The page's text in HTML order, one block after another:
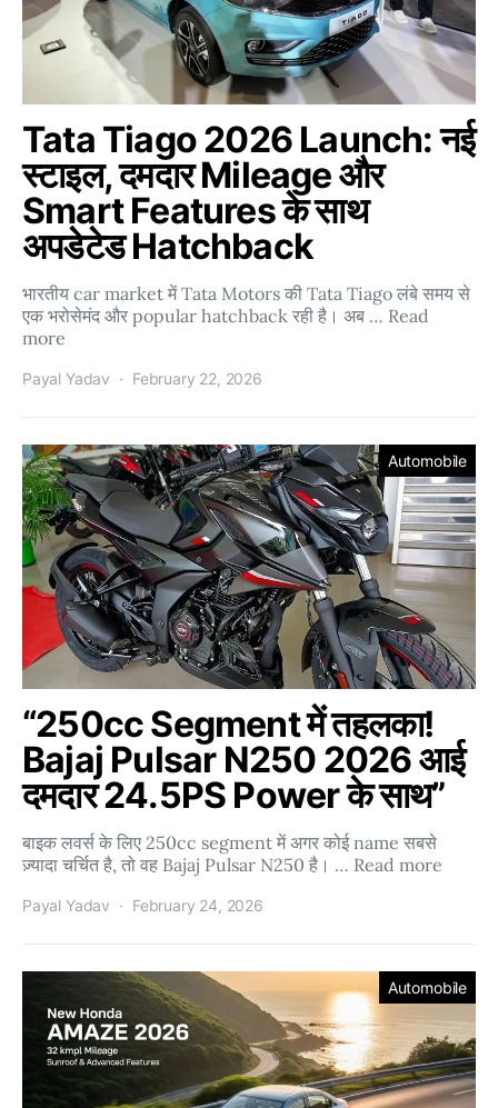
Tata Tiago 2026 Launch: नई
स्टाइल, दमदार Mileage और
Smart Features के साथ
अपडेटेड Hatchback
भारतीय car market में Tata Motors की Tata Tiago लंबे समय से
एक भरोसेमंद और popular hatchback रही है। अब … Read
more
Payal Yadav February 22, 2026
Automobile
“250cc Segment में तहलका!
Bajaj Pulsar N250 2026 आई
दमदार 24.5PS Power के साथ”
बाइक लवर्स के लिए 250cc segment में अगर कोई name सबसे
ज़्यादा चर्चित है, तो वह Bajaj Pulsar N250 है। … Read more
Payal Yadav February 24, 2026
Automobile